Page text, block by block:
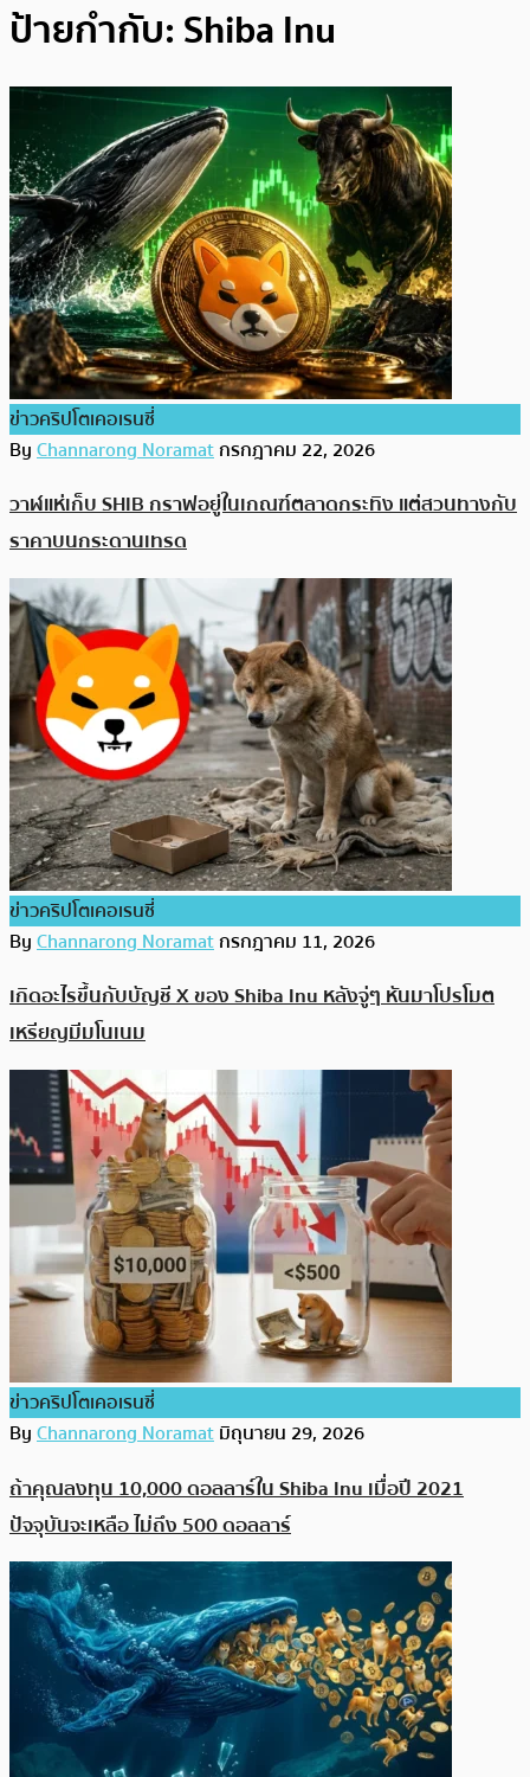
ป้ายกำกับ: Shiba Inu
ข่าวคริปโตเคอเรนซี่
ByChannarong Noramatกรกฎาคม 22, 2026
วาฬแห่เก็บ SHIB กราฟอยู่ในเกณฑ์ตลาดกระทิง แต่สวนทางกับ
ราคาบนกระดานเทรด
ข่าวคริปโตเคอเรนซี่
ByChannarong Noramatกรกฎาคม 11, 2026
เกิดอะไรขึ้นกับบัญชี X ของ Shiba Inu หลังจู่ๆ หันมาโปรโมต
เหรียญมีมโนเนม
ข่าวคริปโตเคอเรนซี่
ByChannarong Noramatมิถุนายน 29, 2026
ถ้าคุณลงทุน 10,000 ดอลลาร์ใน Shiba Inu เมื่อปี 2021
ปัจจุบันจะเหลือ ไม่ถึง 500 ดอลลาร์